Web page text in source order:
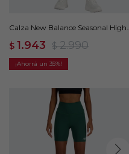
Calza New Balance Seasonal High
$ 1.943 $ 2.990
35